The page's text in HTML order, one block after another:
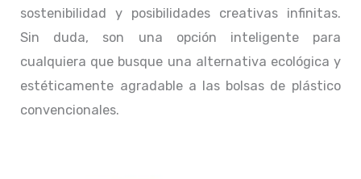
sostenibilidad y posibilidades creativas infinitas.
Sin duda, son una opción inteligente para
cualquiera que busque una alternativa ecológica y
estéticamente agradable a las bolsas de plástico
convencionales.